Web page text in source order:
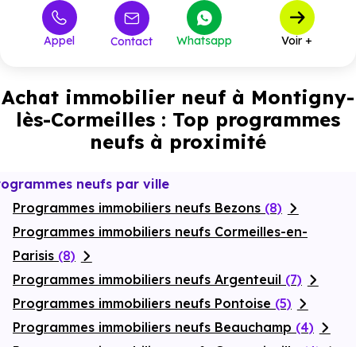
Appel Contact Whatsapp Voir +
Achat immobilier neuf à Montigny-
lès-Cormeilles : Top programmes
neufs à proximité
neufs par ville
Programmes immobiliers neufs Bezons (8)
Programmes immobiliers neufs Cormeilles-en-
Parisis (8)
Programmes immobiliers neufs Argenteuil (7)
Programmes immobiliers neufs Pontoise (5)
Programmes immobiliers neufs Beauchamp (4)